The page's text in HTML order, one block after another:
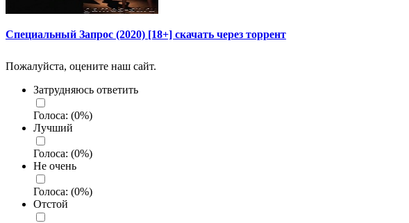
Специальный Запрос (2020) [18+] скачать через торрент
Пожалуйста, оцените наш сайт.
Затрудняюсь ответить
Голоса: (0%)
Лучший
Голоса: (0%)
Не очень
Голоса: (0%)
Отстой